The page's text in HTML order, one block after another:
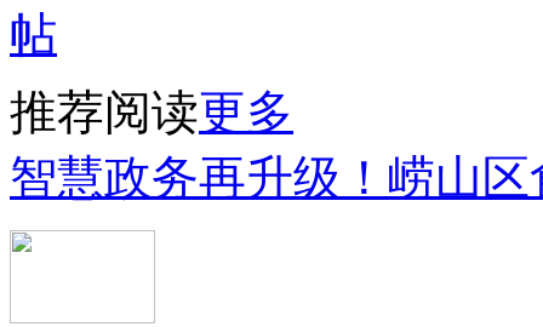
推荐阅读更多
智慧政务再升级！崂山